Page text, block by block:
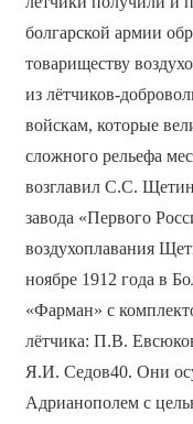
болгарской армии
товариществу
из лётчиков-
войскам, которые
сложного рельефа
возглавил С.С.
завода «Первого
воздухоплавания
ноябре 1912 года в
«Фарман» с
лётчика: П.В.
Я.И. Седов40. Они
Адрианополем с